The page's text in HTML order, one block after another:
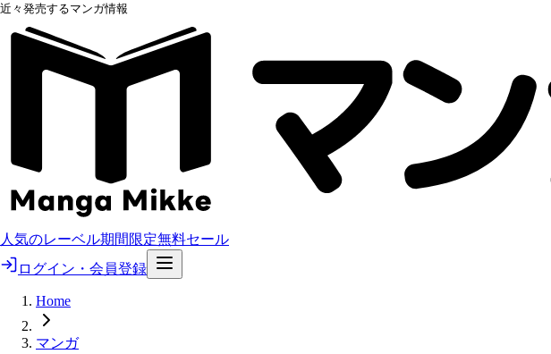
近々発売するマンガ情報
人気のレーベル期間限定無料セール
ログイン・会員登録
Home
マンガ